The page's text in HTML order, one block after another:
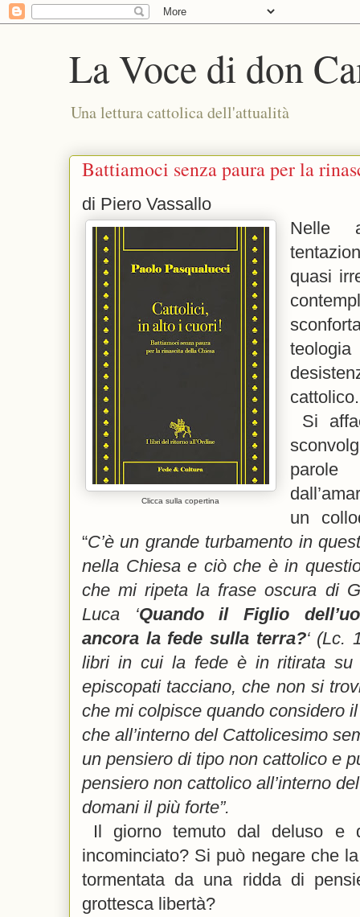
La Voce di don
Una lettura cattolica dell'attualità
Battiamoci senza paura per la
di Piero Vassallo
Clicca sulla copertina
Nelle
quasi
cattolico.
Si
un
“C’è un grande turbamento in
nella Chiesa e ciò che è in
che mi ripeta la frase oscura di
Luca ‘Quando il Figlio
ancora la fede sulla terra?‘ (Lc.
libri in cui la fede è in ritirata su
episcopati tacciano, che non si
che mi colpisce quando considero
che all’interno del Cattolicesimo
un pensiero di tipo non cattolico e
pensiero non cattolico all’interno
domani il più forte”.
Il giorno temuto dal deluso e
incominciato? Si può negare che
tormentata da una ridda di
grottesca libertà?